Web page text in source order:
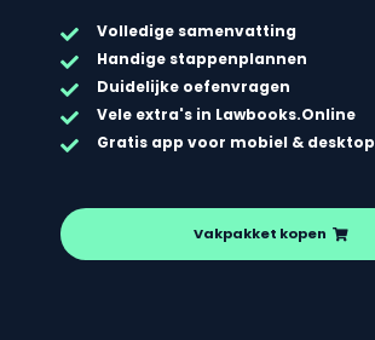
Volledige samenvatting
Handige stappenplannen
Duidelijke oefenvragen
Vele extra's in Lawbooks.Online
Gratis app voor mobiel & desktop
Vakpakket kopen